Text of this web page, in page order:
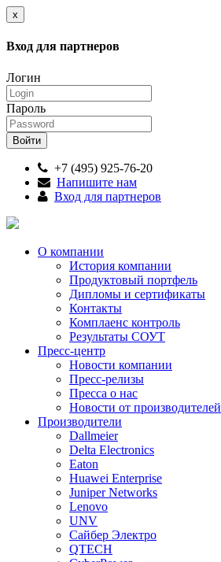
x
Вход для партнеров
Логин
Пароль
+7 (495) 925-76-20
Напишите нам
Вход для партнеров
О компании
История компании
Продуктовый портфель
Дипломы и сертификаты
Контакты
Комплаенс контроль
Результаты СОУТ
Пресс-центр
Новости компании
Пресс-релизы
Пресса о нас
Новости от производителей
Производители
Dallmeier
Delta Electronics
Eaton
Huawei Enterprise
Juniper Networks
Lenovo
UNV
Сайбер Электро
QTECH